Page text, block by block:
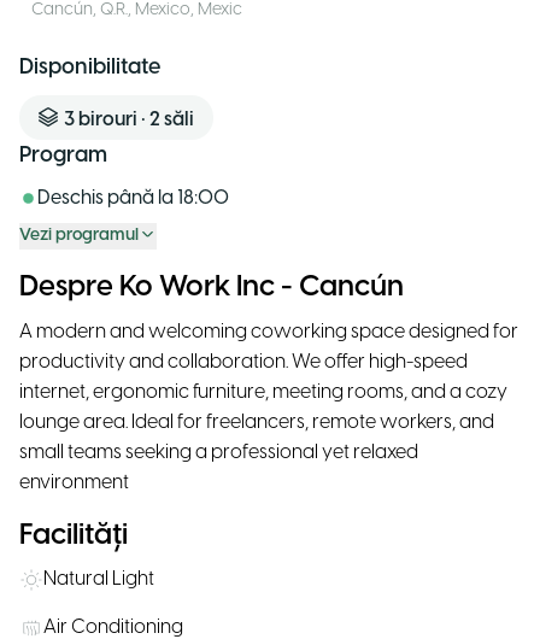
Cancún, Q.R., Mexico, Mexic
Disponibilitate
3 birouri • 2 săli
Program
Deschis până la 18:00
Vezi programul
Despre Ko Work Inc - Cancún
A modern and welcoming coworking space designed for
productivity and collaboration. We offer high-speed
internet, ergonomic furniture, meeting rooms, and a cozy
lounge area. Ideal for freelancers, remote workers, and
small teams seeking a professional yet relaxed
environment
Facilități
Natural Light
Air Conditioning